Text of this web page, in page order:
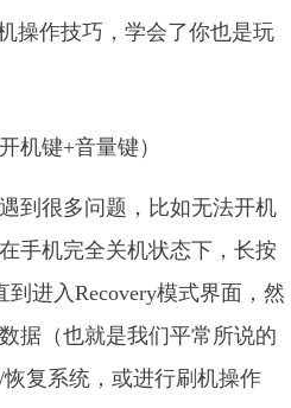
机键+音量键）
到很多问题，比如无法开机
手机完全关机状态下，长按
进入Recovery模式界面，然
据（也就是我们平常所说的
复系统，或进行刷机操作